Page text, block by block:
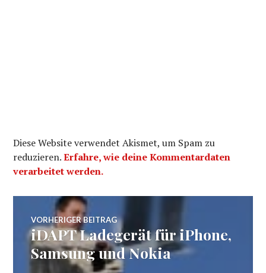
Diese Website verwendet Akismet, um Spam zu
reduzieren.Erfahre, wie deine Kommentardaten
verarbeitet werden.
Beitragsnavigation
VORHERIGER BEITRAG
Vorheriger
Beitrag:
iDAPT Ladegerät für iPhone,
Samsung und Nokia